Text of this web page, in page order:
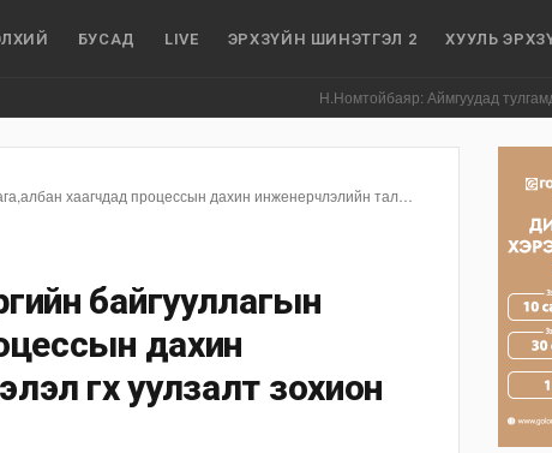
БУСАД LIVE ЭРХЗҮЙН ШИНЭТГЭЛ 2 ХУУЛЬ
Н.Номтойбаяр: Аймгуудад тулгамдаж буй
байгууллагын
дахин
өгөх уулзалт зохион